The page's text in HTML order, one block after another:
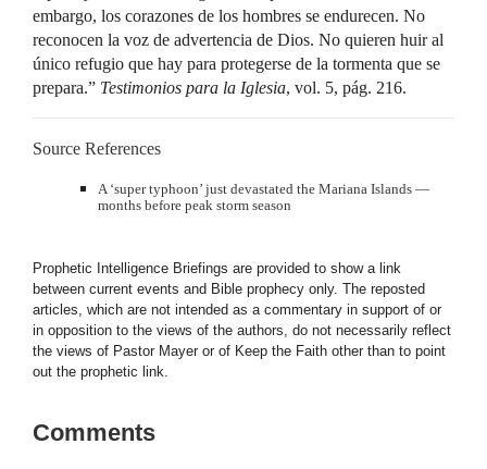
embargo, los corazones de los hombres se endurecen. No
reconocen la voz de advertencia de Dios. No quieren huir al
único refugio que hay para protegerse de la tormenta que se
prepara.” Testimonios para la Iglesia, vol. 5, pág. 216.
Source References
A ‘super typhoon’ just devastated the Mariana Islands —
months before peak storm season
Prophetic Intelligence Briefings are provided to show a link
between current events and Bible prophecy only. The reposted
articles, which are not intended as a commentary in support of or
in opposition to the views of the authors, do not necessarily reflect
the views of Pastor Mayer or of Keep the Faith other than to point
out the prophetic link.
Comments